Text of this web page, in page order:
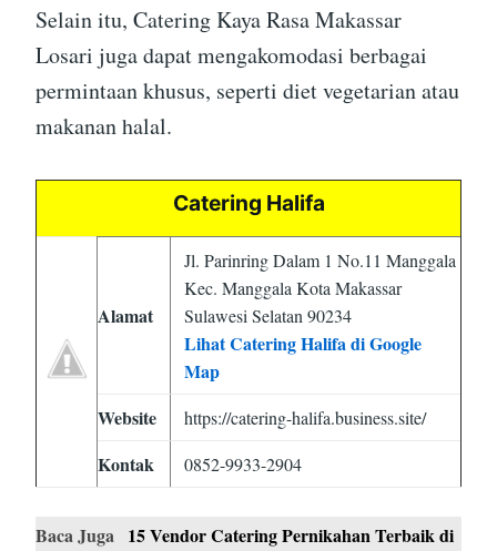
Selain itu, Catering Kaya Rasa Makassar
Losari juga dapat mengakomodasi berbagai
permintaan khusus, seperti diet vegetarian atau
makanan halal.
Catering Halifa
Alamat
Jl. Parinring Dalam 1 No.11 Manggala
Kec. Manggala Kota Makassar
Sulawesi Selatan 90234
Lihat Catering Halifa di Google
Map
Website
https://catering-halifa.business.site/
Kontak 0852-9933-2904
Baca Juga
15 Vendor Catering Pernikahan Terbaik di